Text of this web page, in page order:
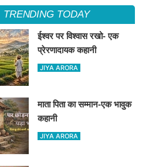
TRENDING TODAY
ईश्वर पर विश्वास रखो- एक
प्रेरणादायक कहानी
JIYA ARORA
माता पिता का सम्मान-एक भावुक
कहानी
JIYA ARORA